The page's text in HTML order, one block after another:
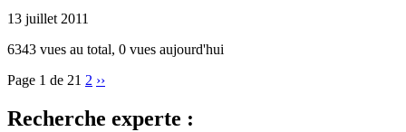
13 juillet 2011
6343 vues au total, 0 vues aujourd'hui
Page 1 de 21 2 ››
Recherche experte :